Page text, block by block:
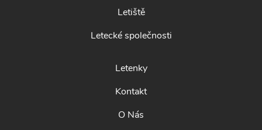
Letiště
Letecké společnosti
Letenky
Kontakt
O Nás